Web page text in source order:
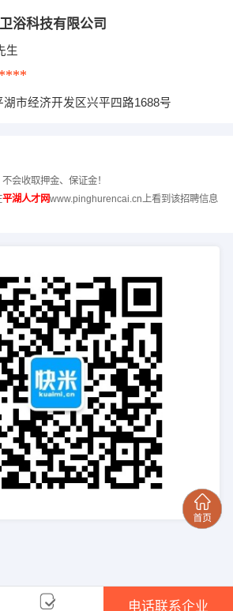
浴科技有限公司
生
****
湖市经济开发区兴平四路1688号
会收取押金、保证金！
平湖人才网www.pinghurencai.cn上看到该招聘信息
电话联系企业